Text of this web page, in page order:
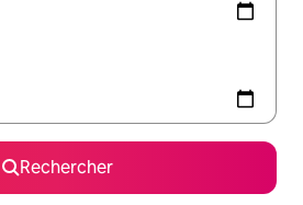
Rechercher